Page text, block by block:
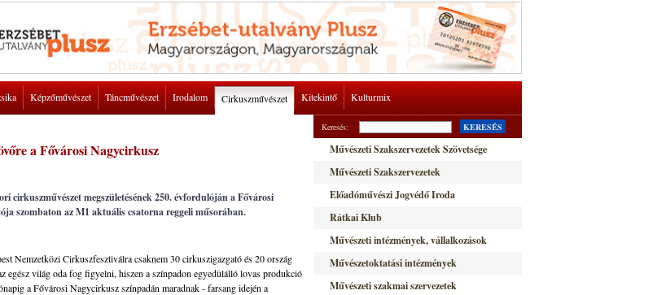
Képzőművészet Táncművészet Irodalom Cirkuszművészet Kitekintő Kulturmix
a Fővárosi Nagycirkusz
cirkuszművészet megszületésének 250. évfordulóján a Fővárosi
szombaton az M1 aktuális csatorna reggeli műsorában.
Nemzetközi Cirkuszfesztiválra csaknem 30 cirkuszigazgató és 20 ország
egész világ oda fog figyelni, hiszen a színpadon egyedülálló lovas produkció
a Fővárosi Nagycirkusz színpadán maradnak - farsang idején a
Keresés: KERESÉS
Művészeti Szakszervezetek Szövetsége
Művészeti Szakszervezetek
Előadóművészi Jogvédő Iroda
Rátkai Klub
Művészeti intézmények, vállalkozások
Művészetoktatási intézmények
Művészeti szakmai szervezetek